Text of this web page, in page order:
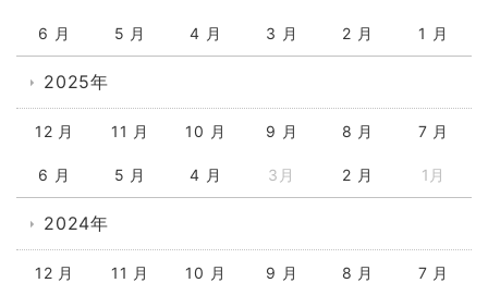
6 月 5 月 4 月 3 月 2 月 1 月
2025年
12 月 11 月 10 月 9 月 8 月 7 月
6 月 5 月 4 月 3月 2 月 1月
2024年
12 月 11 月 10 月 9 月 8 月 7 月